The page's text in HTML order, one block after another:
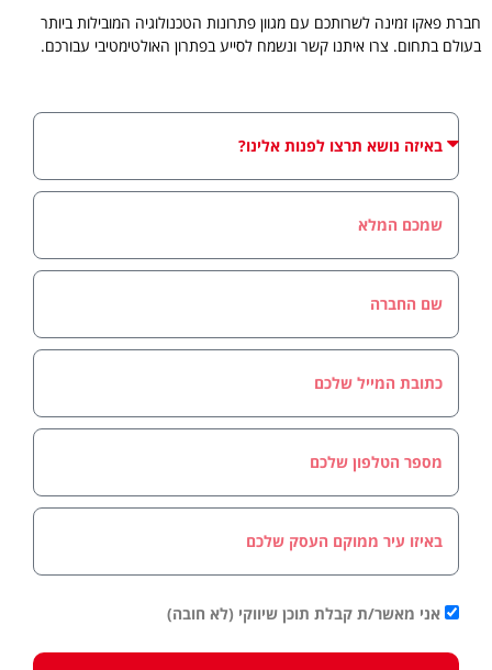
חברת פאקו זמינה לשרותכם עם מגוון פתרונות הטכנולוגיה המובילות ביותר
בעולם בתחום. צרו איתנו קשר ונשמח לסייע בפתרון האולטימטיבי עבורכם.
אני מאשר/ת קבלת תוכן שיווקי (לא חובה)